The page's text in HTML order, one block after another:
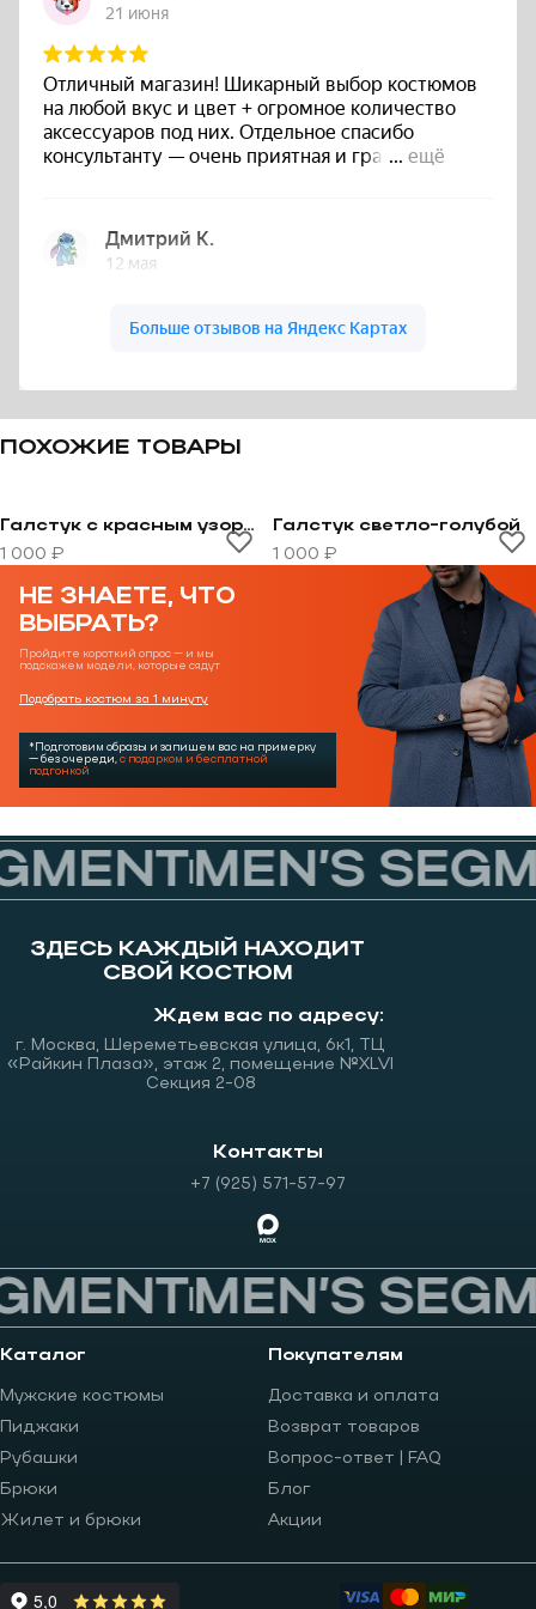
ПОХОЖИЕ ТОВАРЫ
Перейти к товару Галстук с красным узором
Галстук с красным узором
1 000 ₽
Перейти к товару
Галстук светло-голубой
1 000 ₽
НЕ ЗНАЕТЕ, ЧТО
ВЫБРАТЬ?
Пройдите короткий опрос — и мы
подскажем модели, которые сядут
Подобрать костюм за 1 минуту
*Подготовим образы и запишем вас на примерку
— без очереди, с подарком и бесплатной
подгонкой
MEN’S
ЗДЕСЬ КАЖДЫЙ НАХОДИТ
СВОЙ КОСТЮМ
Ждем вас по адресу:
г. Москва, Шереметьевская улица, 6к1, ТЦ
«Райкин Плаза», этаж 2, помещение №XLVI
Секция 2-08
Контакты
+7 (925) 571-57-97
MEN’S
Каталог
Мужские костюмы
Пиджаки
Рубашки
Брюки
Жилет и брюки
Покупателям
Доставка и оплата
Возврат товаров
Вопрос-ответ | FAQ
Блог
Акции